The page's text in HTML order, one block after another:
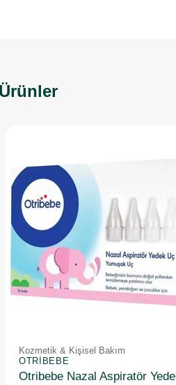
Kozmetik & Kişisel Bakım
OTRIBEBE